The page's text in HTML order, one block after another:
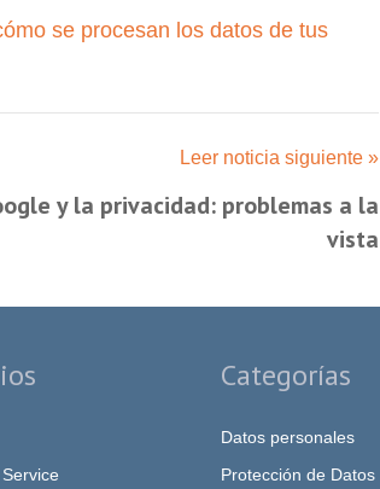
se procesan los datos de tus
Leer noticia siguiente »
y la privacidad: problemas a la
vista
Service
Categorías
Datos personales
Protección de Datos